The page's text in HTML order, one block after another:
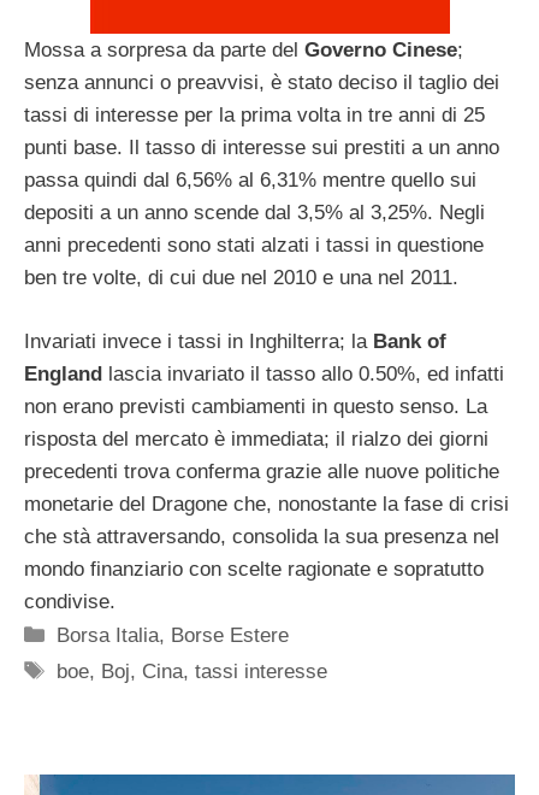
Mossa a sorpresa da parte del Governo Cinese;
senza annunci o preavvisi, è stato deciso il taglio dei
tassi di interesse per la prima volta in tre anni di 25
punti base. Il tasso di interesse sui prestiti a un anno
passa quindi dal 6,56% al 6,31% mentre quello sui
depositi a un anno scende dal 3,5% al 3,25%. Negli
anni precedenti sono stati alzati i tassi in questione
ben tre volte, di cui due nel 2010 e una nel 2011.
Invariati invece i tassi in Inghilterra; la Bank of
England lascia invariato il tasso allo 0.50%, ed infatti
non erano previsti cambiamenti in questo senso. La
risposta del mercato è immediata; il rialzo dei giorni
precedenti trova conferma grazie alle nuove politiche
monetarie del Dragone che, nonostante la fase di crisi
che stà attraversando, consolida la sua presenza nel
mondo finanziario con scelte ragionate e sopratutto
condivise.
Categorie
Borsa Italia, Borse Estere
Tag
boe, Boj, Cina,tassi interesse